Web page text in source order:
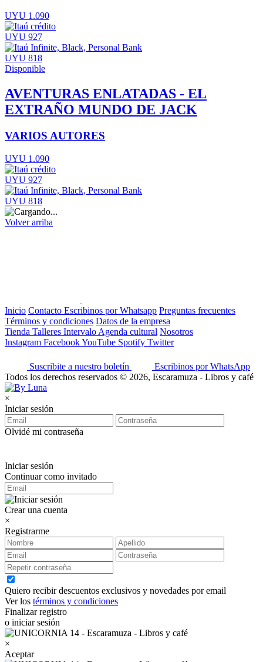
UYU 1.090
UYU 927
UYU 818
Disponible
AVENTURAS ENLATADAS - EL
EXTRAÑO MUNDO DE JACK
VARIOS AUTORES
UYU 1.090
UYU 927
UYU 818
Volver arriba
Inicio Contacto Escribinos por Whatsapp Preguntas frecuentes
Términos y condiciones Datos de la empresa
Tienda Talleres Intervalo Agenda cultural Nosotros
Instagram FacebookYouTube Spotify Twitter
Suscribite a nuestro boletín
Escribinos por WhatsApp
Todos los derechos reservados © 2026, Escaramuza - Libros y café
×
Iniciar sesión
Olvidé mi contraseña
Iniciar sesión
Continuar como invitado
Crear una cuenta
×
Registrarme
Quiero recibir descuentos exclusivos y novedades por email
Ver los términos y condiciones
Finalizar registro
o iniciar sesión
×
Aceptar